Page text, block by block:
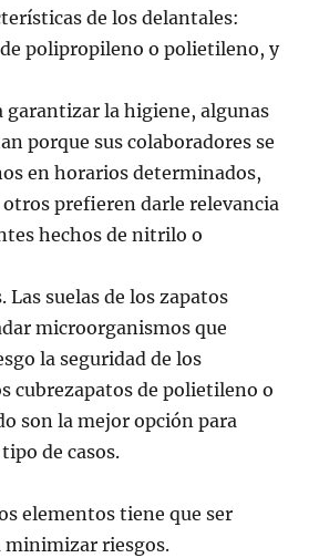
de los delantales:
polipropileno o polietileno, y
garantizar la higiene, algunas
porque sus colaboradores se
en horarios determinados,
prefieren darle relevancia
hechos de nitrilo o
Las suelas de los zapatos
microorganismos que
la seguridad de los
cubrezapatos de polietileno o
son la mejor opción para
de casos.
elementos tiene que ser
minimizar riesgos.